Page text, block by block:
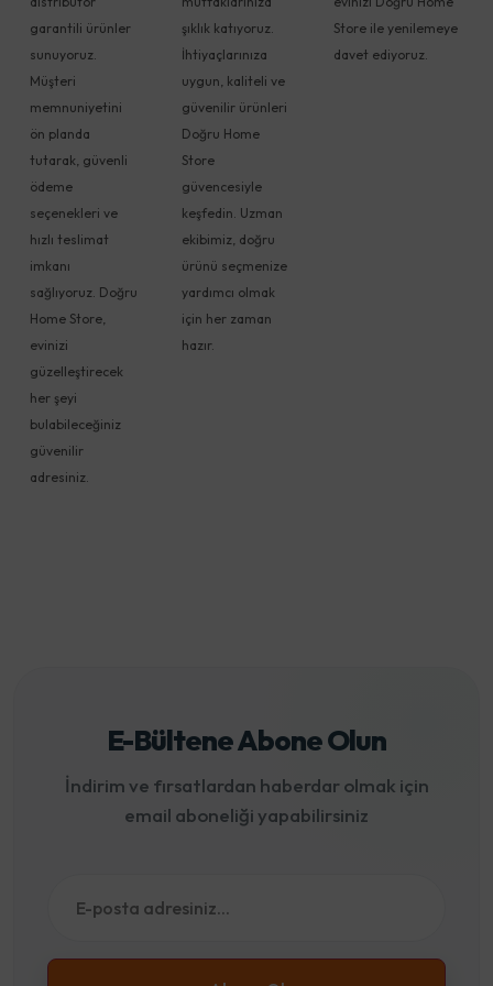
garantili ürünler
sunuyoruz.
Müşteri
memnuniyetini
ön planda
tutarak, güvenli
ödeme
seçenekleri ve
hızlı teslimat
imkanı
sağlıyoruz. Doğru
Home Store,
evinizi
güzelleştirecek
her şeyi
bulabileceğiniz
güvenilir
adresiniz.
şıklık katıyoruz.
İhtiyaçlarınıza
uygun, kaliteli ve
güvenilir ürünleri
Doğru Home
Store
güvencesiyle
keşfedin. Uzman
ekibimiz, doğru
ürünü seçmenize
yardımcı olmak
için her zaman
hazır.
Store ile yenilemeye
davet ediyoruz.
E-Bültene Abone Olun
İndirim ve fırsatlardan haberdar olmak için
email aboneliği yapabilirsiniz